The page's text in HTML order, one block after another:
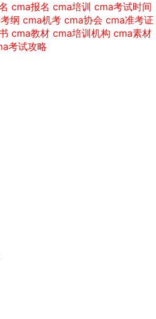
cma报名 cma培训 cma考试时间
纲 cma机考 cma协会 cma准考证
cma教材 cma培训机构 cma素材
考试攻略